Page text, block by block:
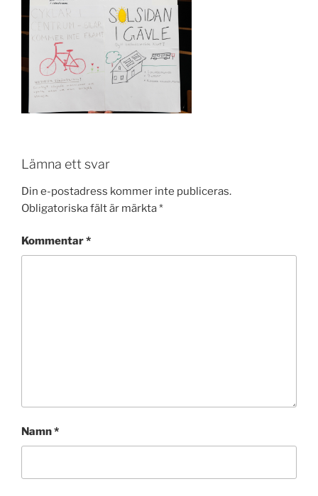
Lämna ett svar
Din e-postadress kommer inte publiceras.
Obligatoriska fält är märkta*
Kommentar*
Namn*